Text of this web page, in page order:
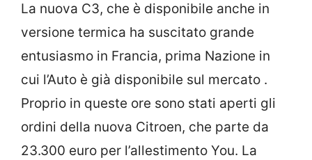
La nuova C3, che è disponibile anche in
versione termica ha suscitato grande
entusiasmo in Francia, prima Nazione in
cui l’Auto è già disponibile sul mercato .
Proprio in queste ore sono stati aperti gli
ordini della nuova Citroen, che parte da
23.300 euro per l’allestimento You. La